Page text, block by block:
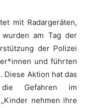
mit Radargeräten,
am Tag der
der Polizei
und führten
Diese Aktion hat das
Gefahren im
nehmen ihre